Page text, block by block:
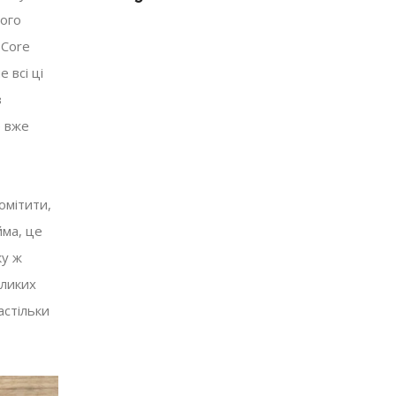
ці
вже
це
ж